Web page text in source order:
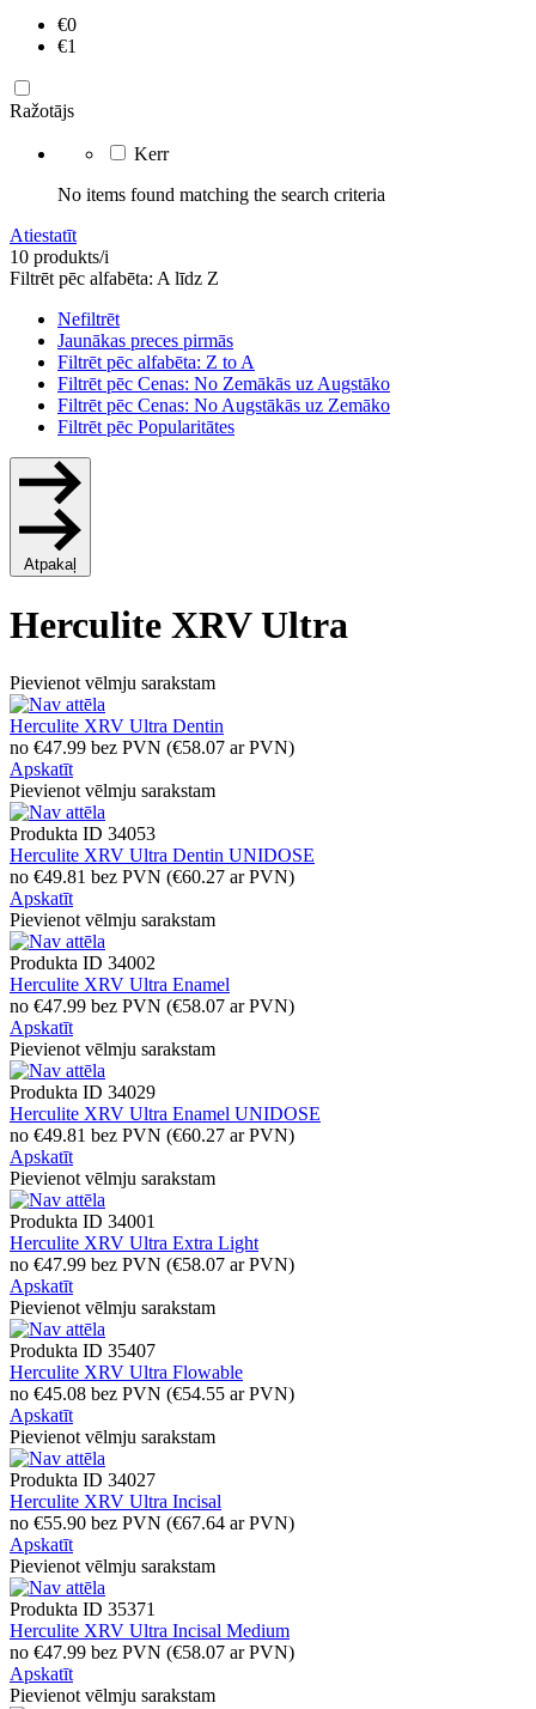
€0
€1
Ražotājs
Kerr
No items found matching the search criteria
Atiestatīt
10 produkts/i
Filtrēt pēc alfabēta: A līdz Z
Nefiltrēt
Jaunākas preces pirmās
Filtrēt pēc alfabēta: Z to A
Filtrēt pēc Cenas: No Zemākās uz Augstāko
Filtrēt pēc Cenas: No Augstākās uz Zemāko
Filtrēt pēc Popularitātes
Atpakaļ
Herculite XRV Ultra
Pievienot vēlmju sarakstam
Herculite XRV Ultra Dentin
no €47.99 bez PVN (€58.07 ar PVN)
Apskatīt
Pievienot vēlmju sarakstam
Produkta ID 34053
Herculite XRV Ultra Dentin UNIDOSE
no €49.81 bez PVN (€60.27 ar PVN)
Apskatīt
Pievienot vēlmju sarakstam
Produkta ID 34002
Herculite XRV Ultra Enamel
no €47.99 bez PVN (€58.07 ar PVN)
Apskatīt
Pievienot vēlmju sarakstam
Produkta ID 34029
Herculite XRV Ultra Enamel UNIDOSE
no €49.81 bez PVN (€60.27 ar PVN)
Apskatīt
Pievienot vēlmju sarakstam
Produkta ID 34001
Herculite XRV Ultra Extra Light
no €47.99 bez PVN (€58.07 ar PVN)
Apskatīt
Pievienot vēlmju sarakstam
Produkta ID 35407
Herculite XRV Ultra Flowable
no €45.08 bez PVN (€54.55 ar PVN)
Apskatīt
Pievienot vēlmju sarakstam
Produkta ID 34027
Herculite XRV Ultra Incisal
no €55.90 bez PVN (€67.64 ar PVN)
Apskatīt
Pievienot vēlmju sarakstam
Produkta ID 35371
Herculite XRV Ultra Incisal Medium
no €47.99 bez PVN (€58.07 ar PVN)
Apskatīt
Pievienot vēlmju sarakstam